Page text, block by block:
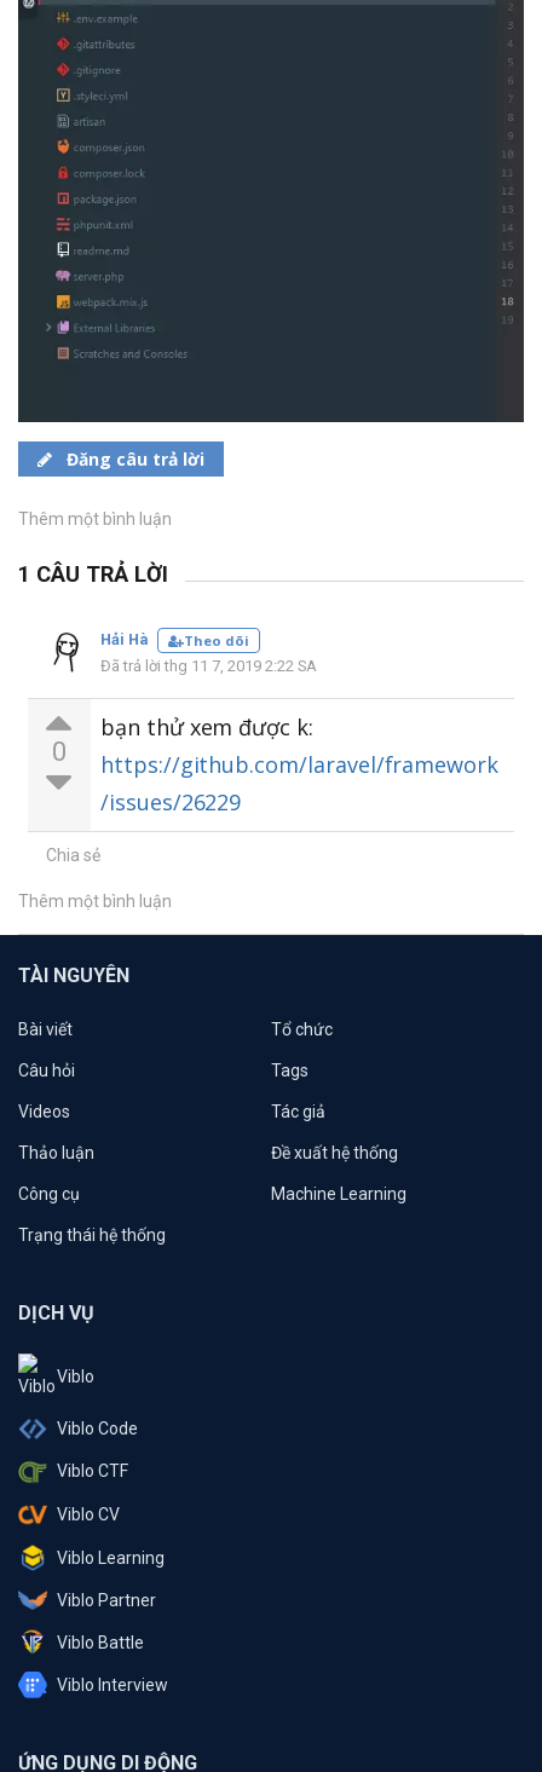
Đăng câu trả lời
Thêm một bình luận
1 CÂU TRẢ LỜI
Hải Hà
Theo dõi
Đã trả lời thg 11 7, 2019 2:22 SA
0
bạn thử xem được k:
https://github.com/laravel/framework
/issues/26229
Chia sẻ
Thêm một bình luận
TÀI NGUYÊN
Bài viết Tổ chức
Câu hỏi Tags
Videos Tác giả
Thảo luận Đề xuất hệ thống
Công cụ Machine Learning
Trạng thái hệ thống
DỊCH VỤ
Viblo
Viblo Code
Viblo CTF
Viblo CV
Viblo Learning
Viblo Partner
Viblo Battle
Viblo Interview
ỨNG DỤNG DI ĐỘNG